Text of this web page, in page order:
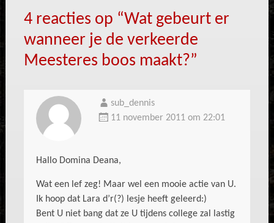
4 reacties op “Wat gebeurt er
wanneer je de verkeerde
Meesteres boos maakt?”
sub_dennis
11 november 2011 om 22:01
Hallo Domina Deana,
Wat een lef zeg! Maar wel een mooie actie van U.
Ik hoop dat Lara d’r(?) lesje heeft geleerd:)
Bent U niet bang dat ze U tijdens college zal lastig